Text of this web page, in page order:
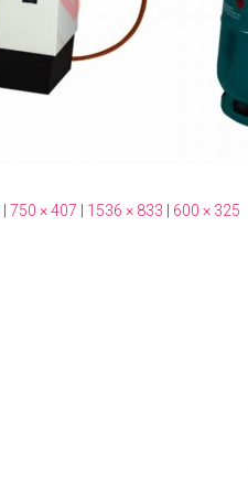
750 × 407 1536 × 833 600 × 325